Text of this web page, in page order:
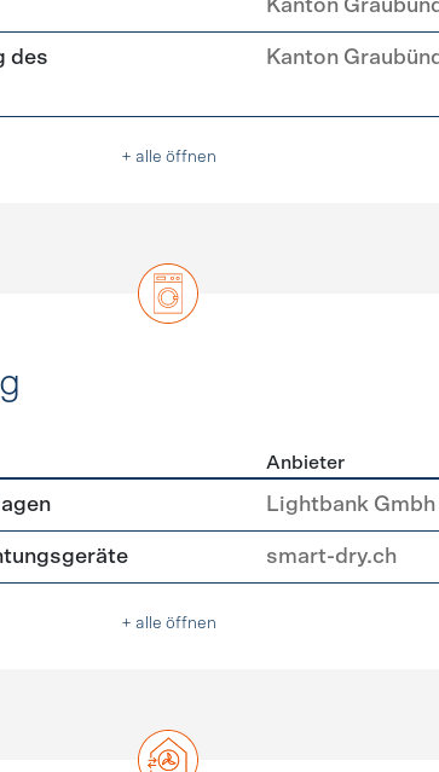
Kanton
des
Kanton
+ alle öffnen
Anbieter
Lightbank Gmbh
smart-dry.ch
+ alle öffnen